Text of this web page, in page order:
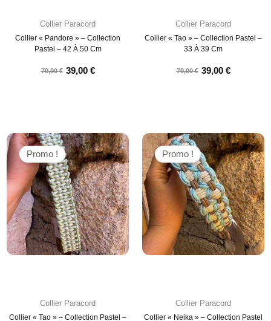
Collier Paracord
Collier « Pandore » – Collection
Pastel – 42 À 50 Cm
70,00€ 39,00 €
Collier Paracord
Collier « Tao » – Collection Pastel –
33 À 39 Cm
70,00€ 39,00 €
Collier Paracord
Collier « Tao » – Collection Pastel –
Promo !
Collier Paracord
Collier « Neika » – Collection Pastel
Promo !